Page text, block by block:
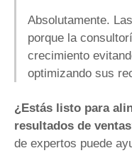
Absolutamente.
porque la
crecimiento
optimizando sus
¿Estás listo para
resultados de
de expertos puede